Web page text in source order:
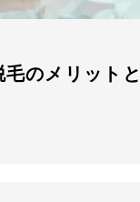
毛のメリット